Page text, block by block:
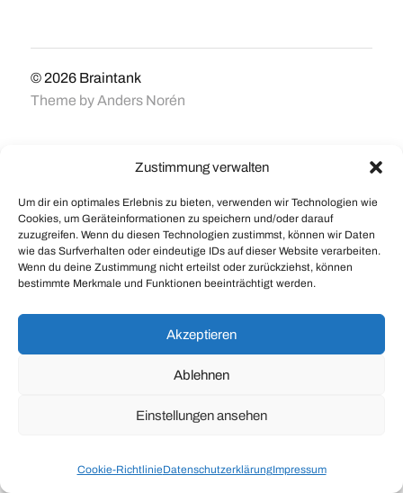
Zustimmung verwalten
Um dir ein optimales Erlebnis zu bieten, verwenden wir Technologien wie
Cookies, um Geräteinformationen zu speichern und/oder darauf
zuzugreifen. Wenn du diesen Technologien zustimmst, können wir Daten
wie das Surfverhalten oder eindeutige IDs auf dieser Website verarbeiten.
Wenn du deine Zustimmung nicht erteilst oder zurückziehst, können
bestimmte Merkmale und Funktionen beeinträchtigt werden.
Akzeptieren
Ablehnen
Einstellungen ansehen
Cookie-RichtlinieDatenschutzerklärungImpressum
© 2026 Braintank
Theme byAnders Norén